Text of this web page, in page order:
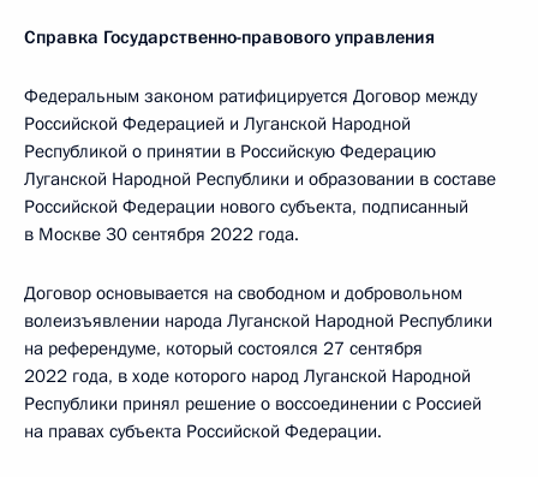
Справка Государственно-правового управления
Федеральным законом ратифицируется Договор между
Российской Федерацией и Луганской Народной
Республикой о принятии в Российскую Федерацию
Луганской Народной Республики и образовании в составе
Российской Федерации нового субъекта, подписанный
в Москве 30 сентября 2022 года.
Договор основывается на свободном и добровольном
волеизъявлении народа Луганской Народной Республики
на референдуме, который состоялся 27 сентября
2022 года, в ходе которого народ Луганской Народной
Республики принял решение о воссоединении с Россией
на правах субъекта Российской Федерации.